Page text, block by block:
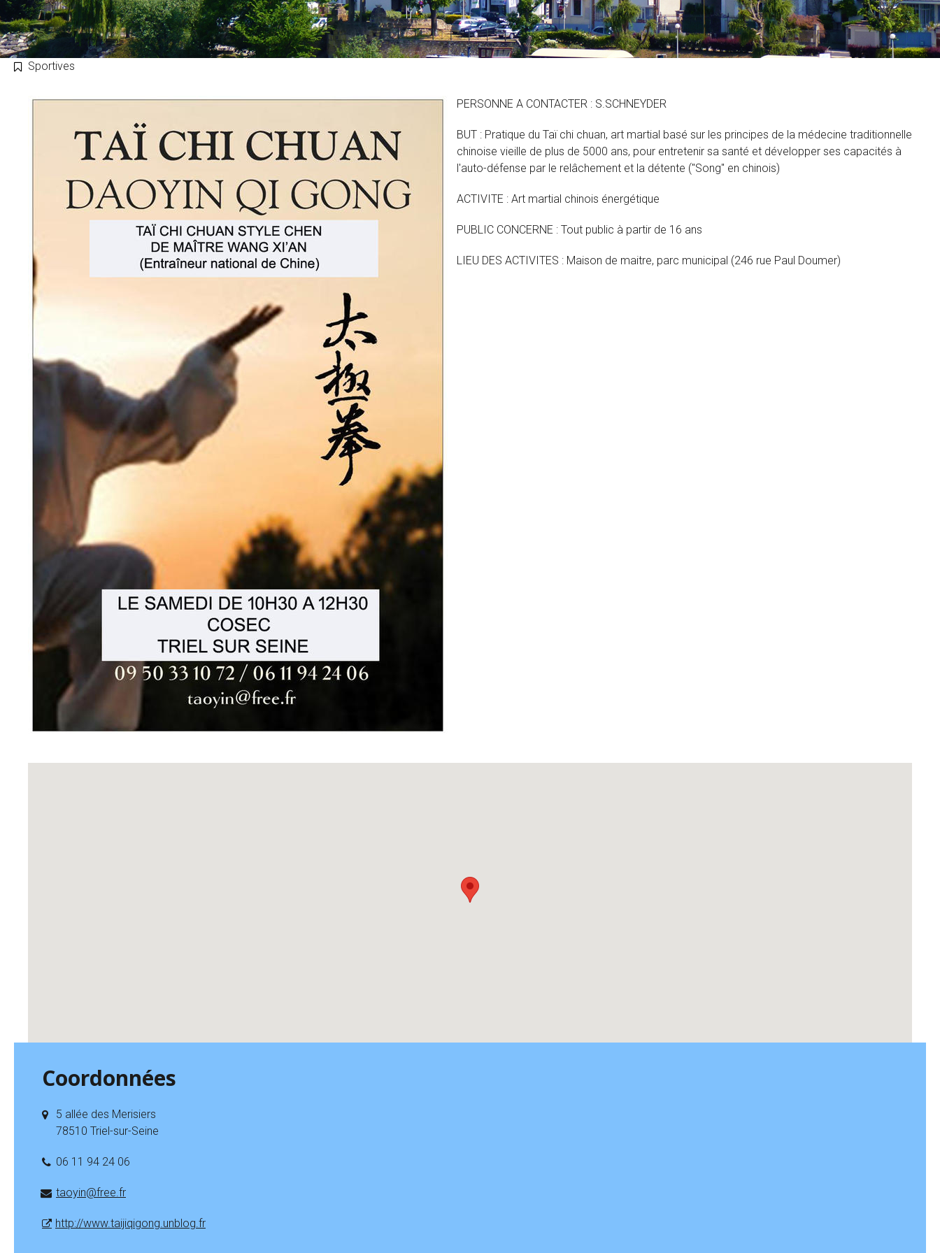
Sportives
PERSONNE A CONTACTER : S.SCHNEYDER
BUT : Pratique du Taï chi chuan, art martial basé sur les principes de la médecine traditionnelle
chinoise vieille de plus de 5000 ans, pour entretenir sa santé et développer ses capacités à
l'auto-défense par le relâchement et la détente ("Song" en chinois)
ACTIVITE : Art martial chinois énergétique
PUBLIC CONCERNE : Tout public à partir de 16 ans
LIEU DES ACTIVITES : Maison de maitre, parc municipal (246 rue Paul Doumer)
Coordonnées
5 allée des Merisiers
78510 Triel-sur-Seine
06 11 94 24 06
taoyin@free.fr
http://www.taijiqigong.unblog.fr